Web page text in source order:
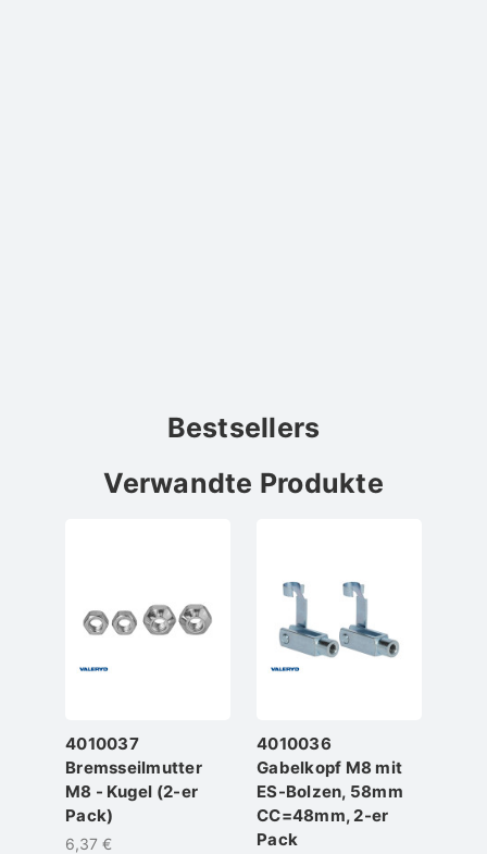
Bestsellers
Verwandte Produkte
4010037
Bremsseilmutter
M8 - Kugel (2-er
Pack)
6,37 €
4010036
Gabelkopf M8 mit
ES-Bolzen, 58mm
CC=48mm, 2-er
Pack